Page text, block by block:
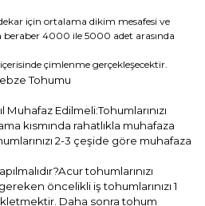
için ortalama dikim mesafesi ve
beraber 4000 ile 5000 adet arasında
çimlenme gerçekleşecektir.
Muhafaz Edilmeli:Tohumlarınızı
kısmında rahatlıkla muhafaza
2-3 çeşide göre muhafaza
tohumlarınızı
öncelikli iş tohumlarınızı 1
Daha sonra tohum